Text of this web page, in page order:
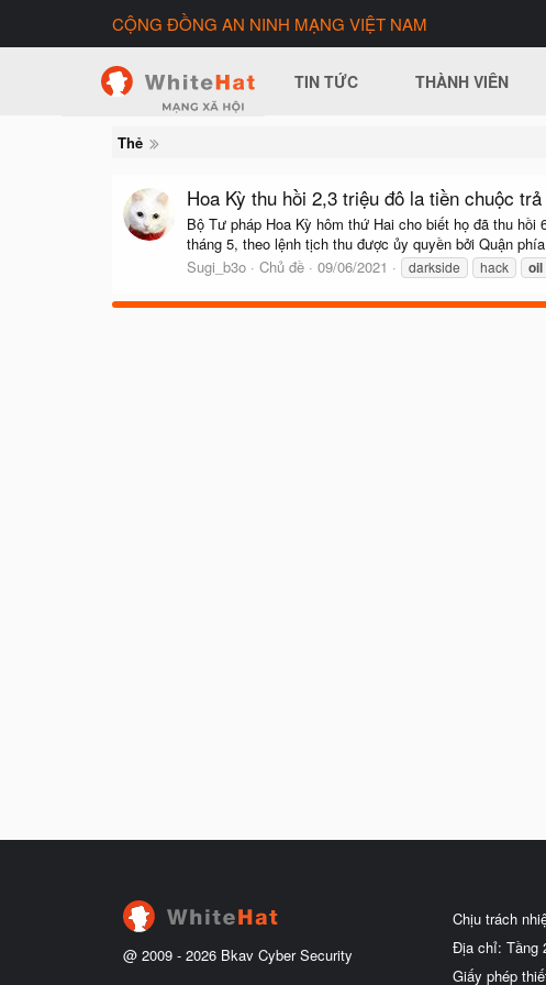
CỘNG ĐỒNG AN NINH MẠNG VIỆT NAM
TIN TỨC THÀNH VIÊN
Thẻ
Hoa Kỳ thu hồi 2,3 triệu đô la tiền chuộc
Bộ Tư pháp Hoa Kỳ hôm thứ Hai cho biết họ đã thu
tháng 5, theo lệnh tịch thu được ủy quyền bởi Quận
Sugi_b3o
Chủ đề 09/06/2021 darkside hack oil
@ 2009 - 2026 Bkav Cyber Security
Chịu trách
Địa chỉ: Tầng
Giấy phép